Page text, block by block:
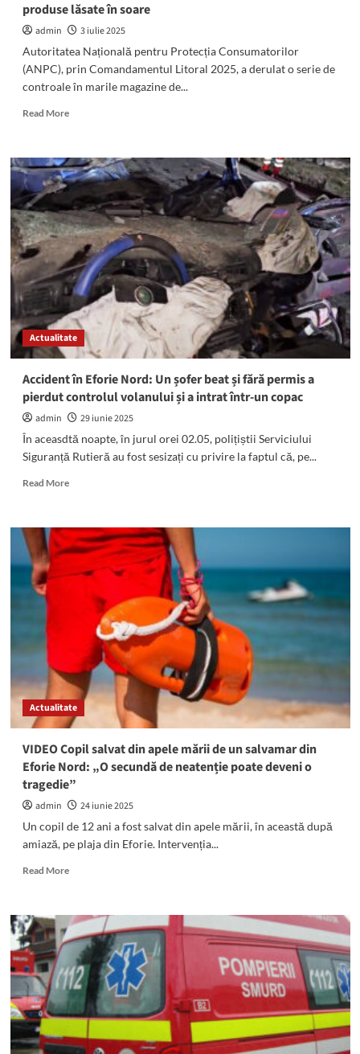
un
pieton
produse lăsate în soare
admin
3 iulie 2025
Autoritatea Națională pentru Protecția Consumatorilor
(ANPC), prin Comandamentul Litoral 2025, a derulat o serie de
controale în marile magazine de...
Read MoreRead
(FOTO/VIDEO)
ANPC
a
sistat
activitatea
LIDL,
Kaufland,
Profi
și
Carrefour
din
Mangalia:
Gândaci,
marfă
produse
lăsate
în
Actualitate
Accident în Eforie Nord: Un șofer beat și fără permis a
pierdut controlul volanului și a intrat într-un copac
admin
29 iunie 2025
În aceasdtă noapte, în jurul orei 02.05, polițiștii Serviciului
Siguranță Rutieră au fost sesizați cu privire la faptul că, pe...
Read MoreRead
Accident
în
Eforie
Nord:
permis
a
pierdut
controlul
volanului
a
intrat
într-
un
Actualitate
VIDEO Copil salvat din apele mării de un salvamar din
Eforie Nord: „O secundă de neatenție poate deveni o
tragedie”
admin
24 iunie 2025
Un copil de 12 ani a fost salvat din apele mării, în această după
amiază, pe plaja din Eforie. Intervenția...
Read MoreRead
VIDEO
Copil
salvat
din
apele
mării
un
salvamar
din